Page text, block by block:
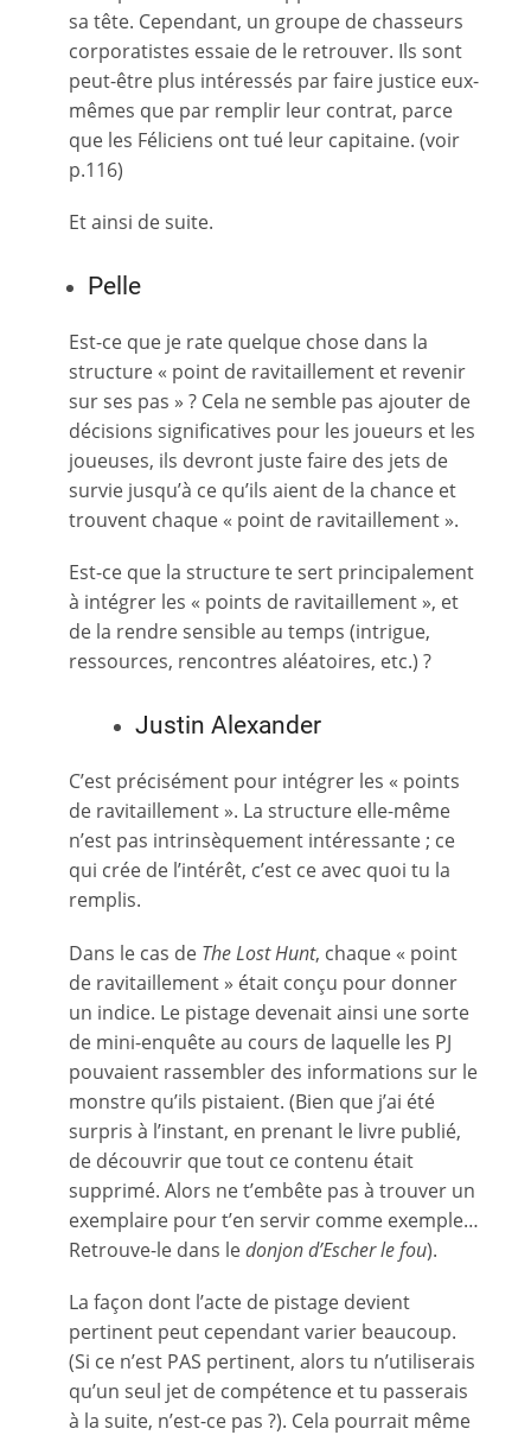
sa tête. Cependant, un groupe de chasseurs
corporatistes essaie de le retrouver. Ils sont
peut-être plus intéressés par faire justice eux-
mêmes que par remplir leur contrat, parce
que les Féliciens ont tué leur capitaine. (voir
p.116)
Et ainsi de suite.
Pelle
Est-ce que je rate quelque chose dans la
structure « point de ravitaillement et revenir
sur ses pas » ? Cela ne semble pas ajouter de
décisions significatives pour les joueurs et les
joueuses, ils devront juste faire des jets de
survie jusqu’à ce qu’ils aient de la chance et
trouvent chaque « point de ravitaillement ».
Est-ce que la structure te sert principalement
à intégrer les « points de ravitaillement », et
de la rendre sensible au temps (intrigue,
ressources, rencontres aléatoires, etc.) ?
Justin Alexander
C’est précisément pour intégrer les « points
de ravitaillement ». La structure elle-même
n’est pas intrinsèquement intéressante ; ce
qui crée de l’intérêt, c’est ce avec quoi tu la
remplis.
Dans le cas de The Lost Hunt, chaque « point
de ravitaillement » était conçu pour donner
un indice. Le pistage devenait ainsi une sorte
de mini-enquête au cours de laquelle les PJ
pouvaient rassembler des informations sur le
monstre qu’ils pistaient. (Bien que j’ai été
surpris à l’instant, en prenant le livre publié,
de découvrir que tout ce contenu était
supprimé. Alors ne t’embête pas à trouver un
exemplaire pour t’en servir comme exemple…
Retrouve-le dans ledonjon d’Escher le fou).
La façon dont l’acte de pistage devient
pertinent peut cependant varier beaucoup.
(Si ce n’est PAS pertinent, alors tu n’utiliserais
qu’un seul jet de compétence et tu passerais
à la suite, n’est-ce pas ?). Cela pourrait même